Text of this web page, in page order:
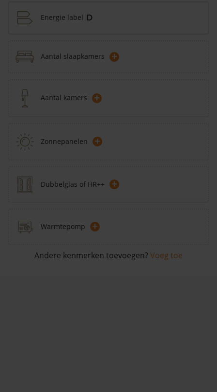
Energie label D
Aantal slaapkamers +
Aantal kamers +
Zonnepanelen +
Dubbelglas of HR++ +
Warmtepomp +
Andere kenmerken toevoegen? Voeg toe